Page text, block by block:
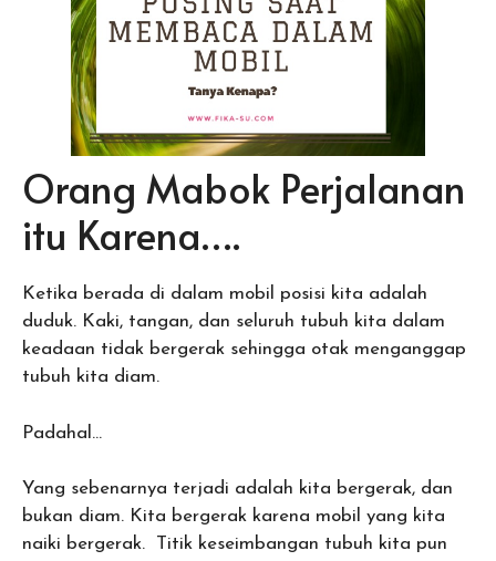
Orang Mabok Perjalanan
itu Karena….
Ketika berada di dalam mobil posisi kita adalah
duduk. Kaki, tangan, dan seluruh tubuh kita dalam
keadaan tidak bergerak sehingga otak menganggap
tubuh kita diam.
Padahal…
Yang sebenarnya terjadi adalah kita bergerak, dan
bukan diam. Kita bergerak karena mobil yang kita
naiki bergerak. Titik keseimbangan tubuh kita pun